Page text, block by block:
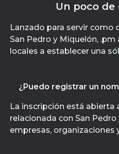
Un poco
Lanzado para servir como
San Pedro y Miquelón,
locales a establecer una
¿Puedo registrar un
La inscripción está abierta
relacionada con San
empresas, organizaciones